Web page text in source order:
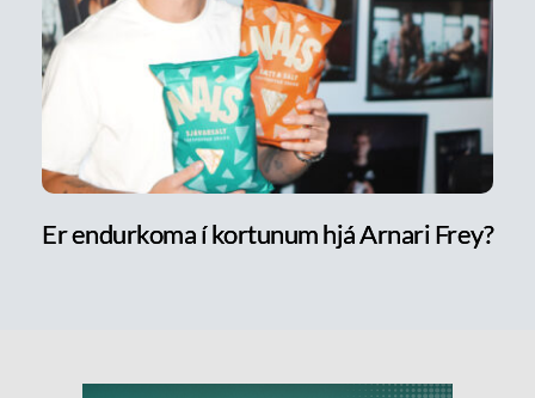
Er endurkoma í kortunum hjá Arnari Frey?